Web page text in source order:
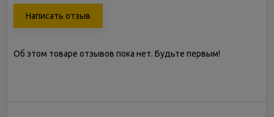
Написать отзыв
Об этом товаре отзывов пока нет. Будьте первым!